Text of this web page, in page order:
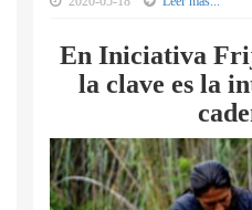
En Iniciativa
la clave es la